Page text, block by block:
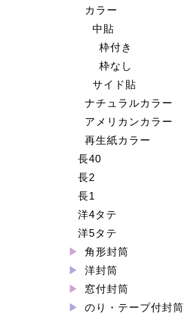
カラー
中貼
枠付き
枠なし
サイド貼
ナチュラルカラー
アメリカンカラー
再生紙カラー
長40
長2
長1
洋4タテ
洋5タテ
角形封筒
洋封筒
窓付封筒
のり・テープ付封筒